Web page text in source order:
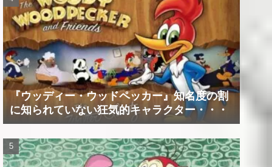
『ウッディー・ウッドペッカー』知名度の割
に知られていない狂気的キャラクター・・・